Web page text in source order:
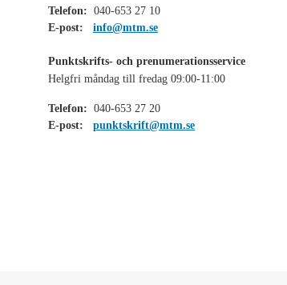
Telefon: 040-653 27 10
E-post:
info@mtm.se
Punktskrifts- och prenumerationsservice
Helgfri måndag till fredag 09:00-11:00
Telefon: 040-653 27 20
E-post:
punktskrift@mtm.se